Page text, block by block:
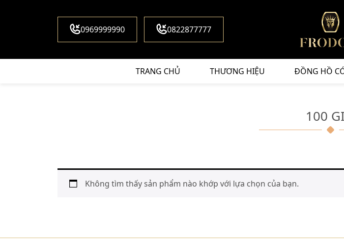
0969999990 0822877777
TRANG CHỦ THƯƠNG HIỆU ĐỒNG HỒ
100
Không tìm thấy sản phẩm nào khớp với lựa chọn của bạn.